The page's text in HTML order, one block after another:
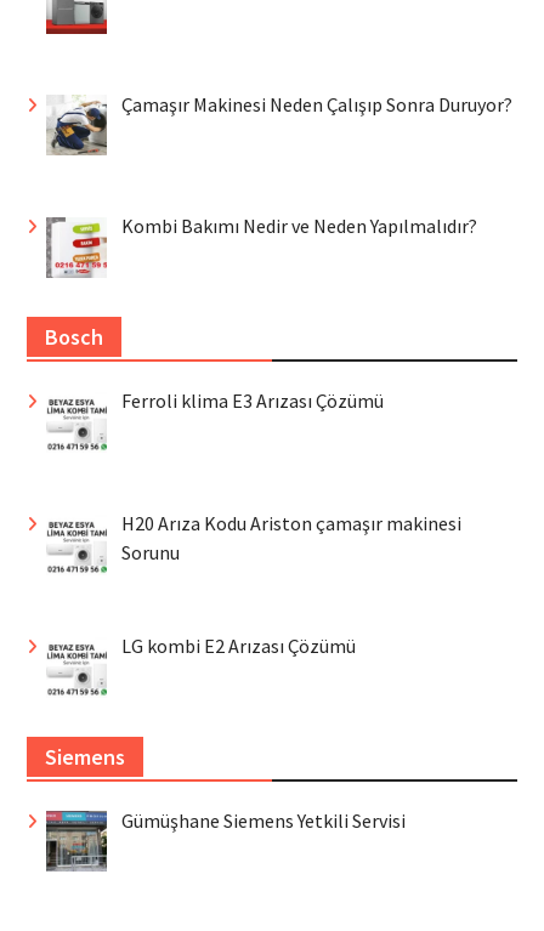
Çamaşır Makinesi Neden Çalışıp Sonra Duruyor?
Kombi Bakımı Nedir ve Neden Yapılmalıdır?
Bosch
Ferroli klima E3 Arızası Çözümü
H20 Arıza Kodu Ariston çamaşır makinesi
Sorunu
LG kombi E2 Arızası Çözümü
Siemens
Gümüşhane Siemens Yetkili Servisi